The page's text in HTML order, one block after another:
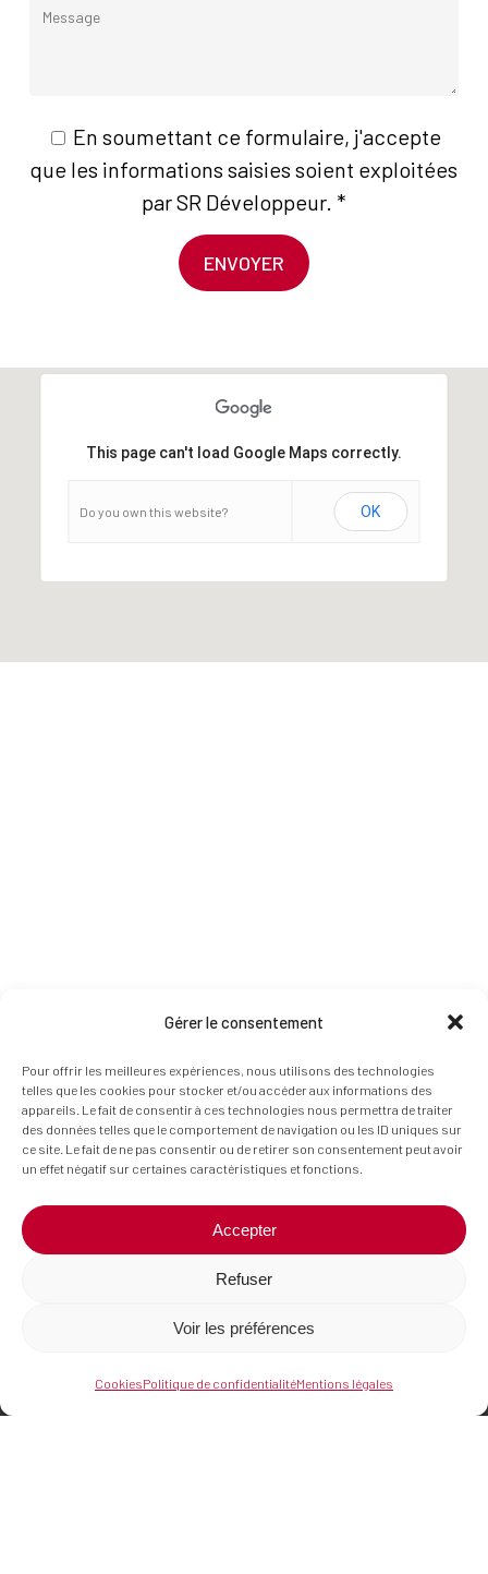
Gérer le consentement
Pour offrir les meilleures expériences, nous utilisons des technologies
telles que les cookies pour stocker et/ou accéder aux informations des
appareils. Le fait de consentir à ces technologies nous permettra de traiter
des données telles que le comportement de navigation ou les ID uniques sur
ce site. Le fait de ne pas consentir ou de retirer son consentement peut avoir
un effet négatif sur certaines caractéristiques et fonctions.
Accepter
Refuser
Voir les préférences
CookiesPolitique de confidentialitéMentions légales
En soumettant ce formulaire, j'accepte
que les informations saisies soient exploitées
par SR Développeur. *
This page can't load Google Maps correctly.
Do you own this website? OK